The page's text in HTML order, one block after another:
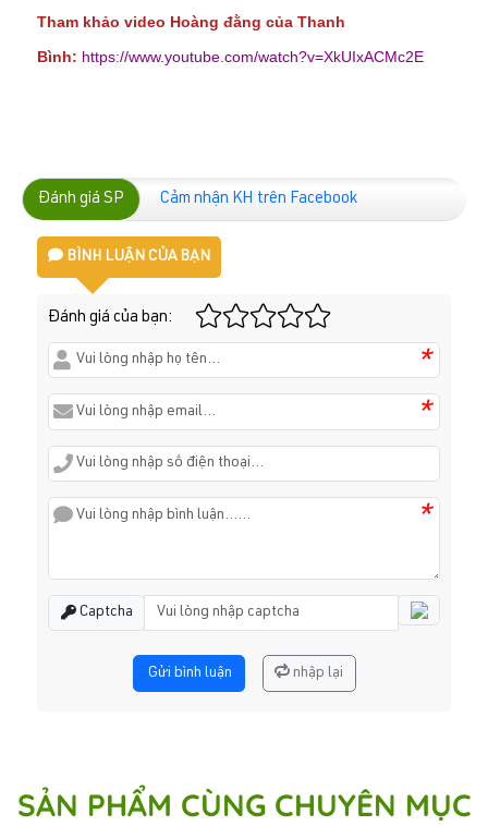
Tham khảo video Hoàng đằng của Thanh
Bình: https://www.youtube.com/watch?v=XkUIxACMc2E
Đánh giá SP Cảm nhận KH trên Facebook
BÌNH LUẬN CỦA BẠN
Đánh giá của bạn:
*
*
*
Captcha
Gửi bình luận nhập lại
SẢN PHẨM CÙNG CHUYÊN MỤC